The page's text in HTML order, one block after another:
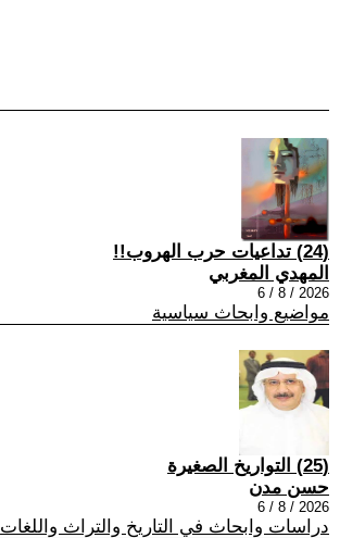
(24) تداعيات حرب الهروب!!
المهدي المغربي
2026 / 8 / 6
مواضيع وابحاث سياسية
(25) التواريخ الصغيرة
حسن مدن
2026 / 8 / 6
دراسات وابحاث في التاريخ والتراث واللغات